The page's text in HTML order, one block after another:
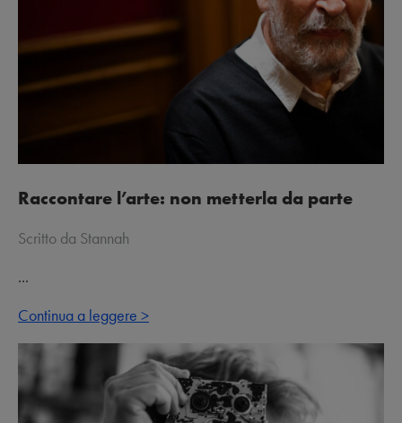
Raccontare l’arte: non metterla da parte
Scritto da Stannah
...
Continua a leggere >